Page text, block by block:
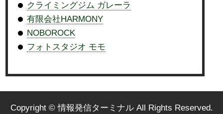
クライミングジム ガレーラ
有限会社HARMONY
NOBOROCK
フォトスタジオ モモ
Copyright © 情報発信ターミナル All Rights Reserved.